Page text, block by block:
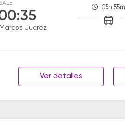
SALE
Marcos Juarez
05h 55m
Ver detalles